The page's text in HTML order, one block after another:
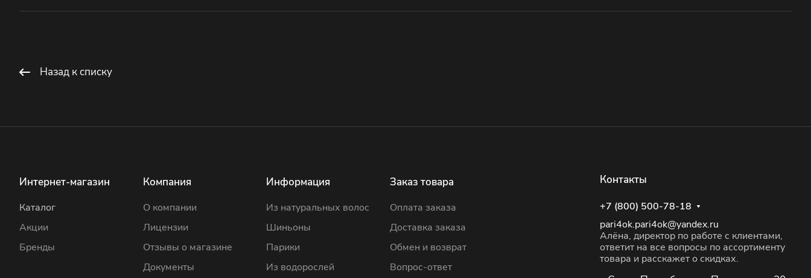
Назад к списку
Интернет-магазин
Каталог
Акции
Бренды
Компания
О компании
Лицензии
Отзывы о магазине
Документы
Информация
Из натуральных волос
Шиньоны
Парики
Из водорослей
Заказ товара
Оплата заказа
Доставка заказа
Обмен и возврат
Вопрос-ответ
Контакты
+7 (800) 500-78-18
pari4ok.pari4ok@yandex.ru
Алёна, директор по работе с клиентами,
ответит на все вопросы по ассортименту
товара и расскажет о скидках.